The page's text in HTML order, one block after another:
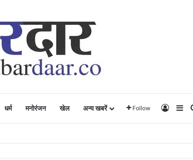
धर्म मनोरंजन खेल अन्य खबरें Follow Log In
किसानों के भरोसेमंद कृषि साथी…..